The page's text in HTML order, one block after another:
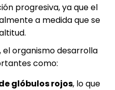
progresiva, ya que el
a medida que se
el organismo desarrolla
como:
glóbulos rojos, lo que